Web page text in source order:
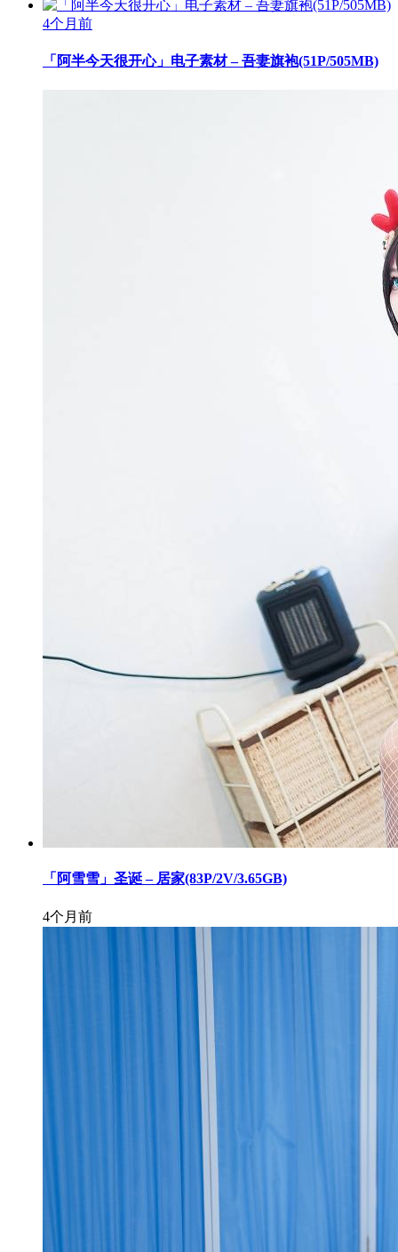
4个月前
「阿半今天很开心」电子素材 – 吾妻旗袍(51P/505MB)
「阿雪雪」圣诞 – 居家(83P/2V/3.65GB)
4个月前